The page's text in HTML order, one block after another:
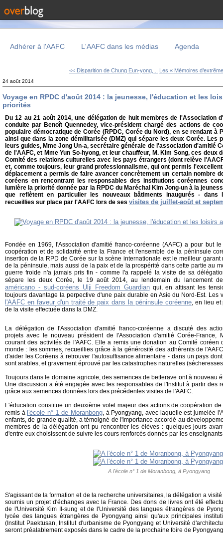
Adhérer à l'AAFC L'AAFC dans les médias Agenda
<< Disparition de Chung Eun-yong,... Les « Mémoires
24 août 2014
Voyage en RPDC d'août 2014 : la jeunesse, l'éducation et les
priorités
Du 12 au 21 août 2014, une délégation de huit membres de l'Association
conduite par Benoît Quennedey, vice-président chargé des actions de
populaire démocratique de Corée (RPDC, Corée du Nord), en se rendant à
ainsi que dans la zone démilitarisée (DMZ) qui sépare les deux Corée. Les
leurs guides, Mme Jong Un-a, secrétaire générale de l'association d'amitié
de l'AAFC, et Mme Yun So-hyong, et leur chauffeur, M. Kim Song, ces deux
Comité des relations culturelles avec les pays étrangers (dont relève
et, comme toujours, leur grand professionnalisme, qui ont permis
déplacement a permis de faire avancer concrètement un certain nombre
coréens en rencontrant les responsables des institutions coréennes
lumière la priorité donnée par la RPDC du Maréchal Kim Jong-un à la
que reflètent en particulier les nouveaux bâtiments inaugurés - dans
recueillies sur place par l'AAFC lors de ses visites de juillet-août et
Fondée en 1969, l'Association d'amitié franco-coréenne (AAFC) a pour but
coopération et de solidarité entre la France et l'ensemble de la péninsule
insertion de la RPD de Corée sur la scène internationale est le meilleur
de la péninsule, mais aussi de la paix et de la prospérité dans cette partie au
guerre froide n'a jamais pris fin - comme l'a rappelé la visite de sa
sépare les deux Corée, le 19 août 2014, au lendemain du lancement
américano - sud-coréens Ulji Freedom Guardianqui, en attisant les
toujours davantage la perpective d'une paix durable en Asie du Nord-Est. Les
l'AAFC en faveur d'un traité de paix dans la péninsule coréenne, en lieu et
de la visite effectuée dans la DMZ.
La délégation de l'Association d'amitié franco-coréenne a discuté des
projets avec le nouveau président de l'Association d'amitié Corée-France,
courant des activités de l'AAFC. Elle a remis une donation au Comité
monde : les sommes, recueillies grâce à la générosité des adhérents de
d'aider les Coréens à retrouver l'autosuffisance alimentaire - dans un pays
sont arables, et gravement éprouvé par les catastrophes naturelles
Toujours dans le domaine agricole, des semences de betterave ont à nouveau
Une discussion a été engagée avec les responsables de l'Institut à partir des
grâce aux semences données lors des précédentes visites de l'AAFC.
L'éducation constitue un deuxième volet majeur des actions de coopération
remis à l'école n° 1 de Moranbong, à Pyongyang, avec laquelle est jumelée
enfants, de grande qualité, a témoigné de l'importance accordé au
membres de la délégation ont pu rencontrer les élèves : quelques jours
d'entre eux choisissent de suivre les cours renforcés donnés par les
A l'école n° 1 de Moranbong, à Pyongyang
S'agissant de la formation et de la recherche universitaires, la délégation a
soumis un projet d'échanges avec la France. Des dons de livres ont été
de l'Université Kim Il-sung et de l'Université des langues étrangères de
lycée des langues étrangères de Pyongyang ainsi qu'aux principales
(Institut Paektusan, Institut d'urbanisme de Pyongyang et Université
seront préalablement exposés dans le cadre de la prochaine foire de